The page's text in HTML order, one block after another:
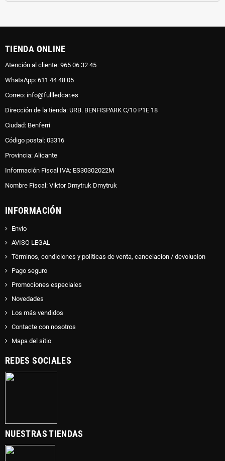
TIENDA ONLINE
Atención al cliente: 965 06 32 45
WhatsApp: 611 44 48 05
Correo: info@fullledcar.es
Dirección de la tienda: URB. BENFISPARK C/10 P1E 18
Ciudad: Benferri
Código postal: 03316
Provincia: Alicante
Información Fiscal IVA: ES30302022M
Nombre Fiscal: Viktor Dmytruk Dmytruk
INFORMACIÓN
Envío
AVISO LEGAL
Términos, condiciones y politicas de venta, cancelacion / devolucion
Pago seguro
Promociones especiales
Novedades
Los más vendidos
Contacte con nosotros
Mapa del sitio
REDES SOCIALES
NUESTRAS TIENDAS